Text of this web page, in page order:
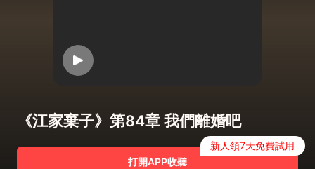
《江家棄子》第84章 我們離婚吧
打開APP收聽
新人領7天免費試用